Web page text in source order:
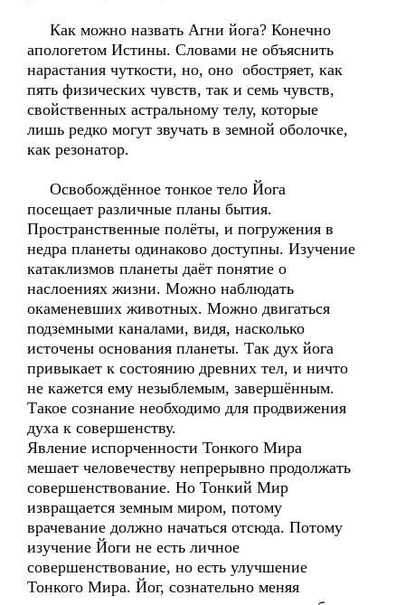
Как можно назвать Агни йога? Конечно
апологетом Истины. Словами не объяснить
нарастания чуткости, но, оно обостряет, как
пять физических чувств, так и семь чувств,
свойственных астральному телу, которые
лишь редко могут звучать в земной оболочке,
как резонатор.
Освобождённое тонкое тело Йога
посещает различные планы бытия.
Пространственные полёты, и погружения в
недра планеты одинаково доступны. Изучение
катаклизмов планеты даёт понятие о
наслоениях жизни. Можно наблюдать
окаменевших животных. Можно двигаться
подземными каналами, видя, насколько
источены основания планеты. Так дух йога
привыкает к состоянию древних тел, и ничто
не кажется ему незыблемым, завершённым.
Такое сознание необходимо для продвижения
духа к совершенству.
Явление испорченности Тонкого Мира
мешает человечеству непрерывно продолжать
совершенствование. Но Тонкий Мир
извращается земным миром, потому
врачевание должно начаться отсюда. Потому
изучение Йоги не есть личное
совершенствование, но есть улучшение
Тонкого Мира. Йог, сознательно меняя